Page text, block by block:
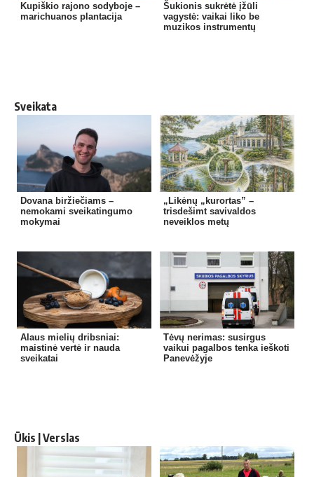
Kupiškio rajono sodyboje –
marichuanos plantacija
Šukionis sukrėtė įžūli
vagystė: vaikai liko be
muzikos instrumentų
Sveikata
Dovana biržiečiams –
nemokami sveikatingumo
mokymai
„Likėnų „kurortas” –
trisdešimt savivaldos
neveiklos metų
Alaus mielių dribsniai:
maistinė vertė ir nauda
sveikatai
Tėvų nerimas: susirgus
vaikui pagalbos tenka ieškoti
Panevėžyje
Ūkis | Verslas